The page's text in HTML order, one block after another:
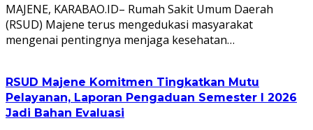
MAJENE, KARABAO.ID– Rumah Sakit Umum Daerah
(RSUD) Majene terus mengedukasi masyarakat
mengenai pentingnya menjaga kesehatan…
RSUD Majene Komitmen Tingkatkan Mutu
Pelayanan, Laporan Pengaduan Semester I 2026
Jadi Bahan Evaluasi